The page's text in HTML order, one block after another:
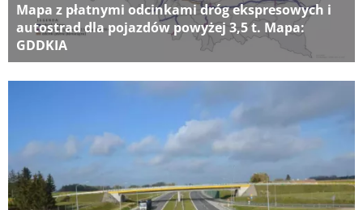
Mapa z płatnymi odcinkami dróg ekspresowych i
autostrad dla pojazdów powyżej 3,5 t. Mapa:
GDDKIA